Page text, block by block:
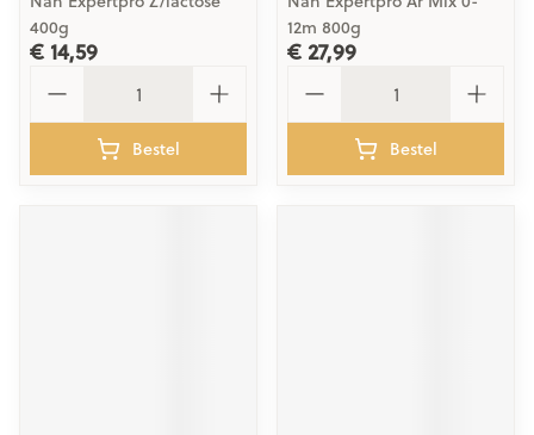
400g
€ 14,59
Bestel
12m 800g
€ 27,99
Bestel